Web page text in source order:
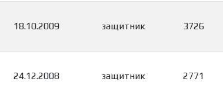
18.10.2009 защитник 3726
24.12.2008 защитник 2771